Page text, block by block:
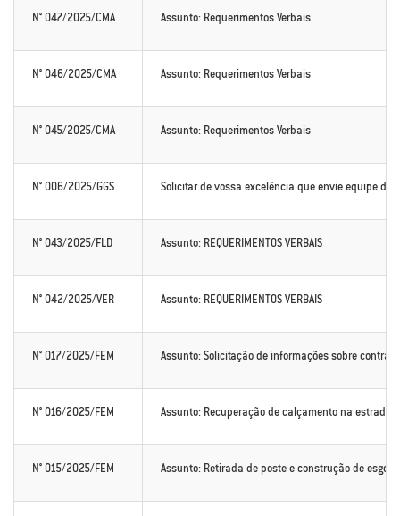
N° 047/2025/CMA Assunto: Requerimentos Verbais
N° 046/2025/CMA Assunto: Requerimentos Verbais
N° 045/2025/CMA Assunto: Requerimentos Verbais
N° 006/2025/GGS Solicitar de vossa excelência que envie equipe
N° 043/2025/FLD Assunto: REQUERIMENTOS VERBAIS
N° 042/2025/VER Assunto: REQUERIMENTOS VERBAIS
N° 017/2025/FEM Assunto: Solicitação de informações sobre
N° 016/2025/FEM Assunto: Recuperação de calçamento na estrada
N° 015/2025/FEM Assunto: Retirada de poste e construção de esgoto,